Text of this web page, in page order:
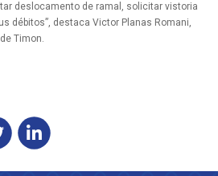
deslocamento de ramal, solicitar vistoria
débitos”, destaca Victor Planas Romani,
Timon.